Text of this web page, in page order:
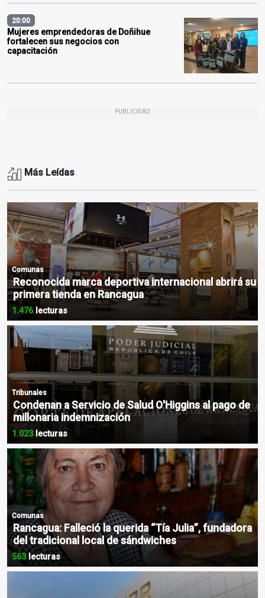
20:00
Mujeres emprendedoras de Doñihue
fortalecen sus negocios con
capacitación
PUBLICIDAD
Más Leídas
Comunas
Reconocida marca deportiva internacional abrirá su
primera tienda en Rancagua
1.476lecturas
Tribunales
Condenan a Servicio de Salud O'Higgins al pago de
millonaria indemnización
1.023lecturas
Comunas
Rancagua: Falleció la querida “Tía Julia”, fundadora
del tradicional local de sándwiches
563lecturas